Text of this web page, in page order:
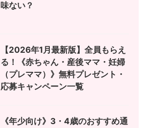
味ない？
【2026年1月最新版】全員もらえ
る！《赤ちゃん・産後ママ・妊婦
（プレママ）》無料プレゼント・
応募キャンペーン一覧
《年少向け》3・4歳のおすすめ通